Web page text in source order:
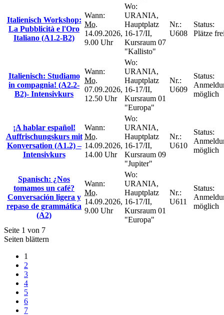
Italienisch Workshop:
La Pubblicità e l'Oro
Italiano (A1.2-B2)
Wann:
Mo.
14.09.2026,
9.00 Uhr
Wo:
URANIA,
Hauptplatz
16-17/II,
Kursraum 07
"Kallisto"
Nr.:
U608
Status:
Plätze
Italienisch: Studiamo
in compagnia! (A2.2-
B2)- Intensivkurs
Wann:
Mo.
07.09.2026,
12.50 Uhr
Wo:
URANIA,
Hauptplatz
16-17/II,
Kursraum 01
"Europa"
Nr.:
U609
Status:
möglich
¡A hablar español!
Auffrischungskurs mit
Konversation (A1.2) –
Intensivkurs
Wann:
Mo.
14.09.2026,
14.00 Uhr
Wo:
URANIA,
Hauptplatz
16-17/II,
Kursraum 09
"Jupiter"
Nr.:
U610
Status:
möglich
Spanisch: ¿Nos
tomamos un café?
Conversación ligera y
repaso de grammática
(A2)
Wann:
Mo.
14.09.2026,
9.00 Uhr
Wo:
URANIA,
Hauptplatz
16-17/II,
Kursraum 01
"Europa"
Nr.:
U611
Status:
möglich
Seite 1 von 7
Seiten blättern
1
2
3
4
5
6
7